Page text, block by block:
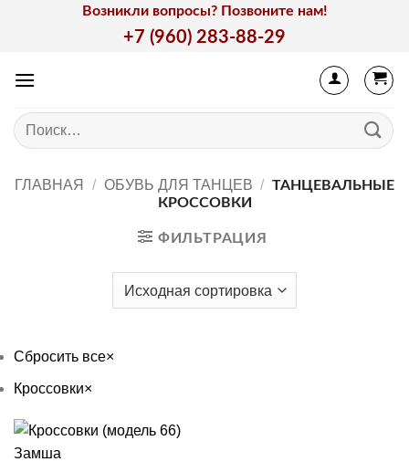
Возникли вопросы? Позвоните нам!
+7 (960) 283-88-29
Искать:
ГЛАВНАЯ / ОБУВЬ ДЛЯ ТАНЦЕВ / ТАНЦЕВАЛЬНЫЕ
КРОССОВКИ
ФИЛЬТРАЦИЯ
Сбросить все×
Кроссовки×